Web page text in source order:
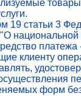
19 статьи 3
национальной
платежа
клиенту
форм